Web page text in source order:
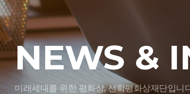
NEWS &
미래세대를 위한 평화상, 선학평화상재단입니